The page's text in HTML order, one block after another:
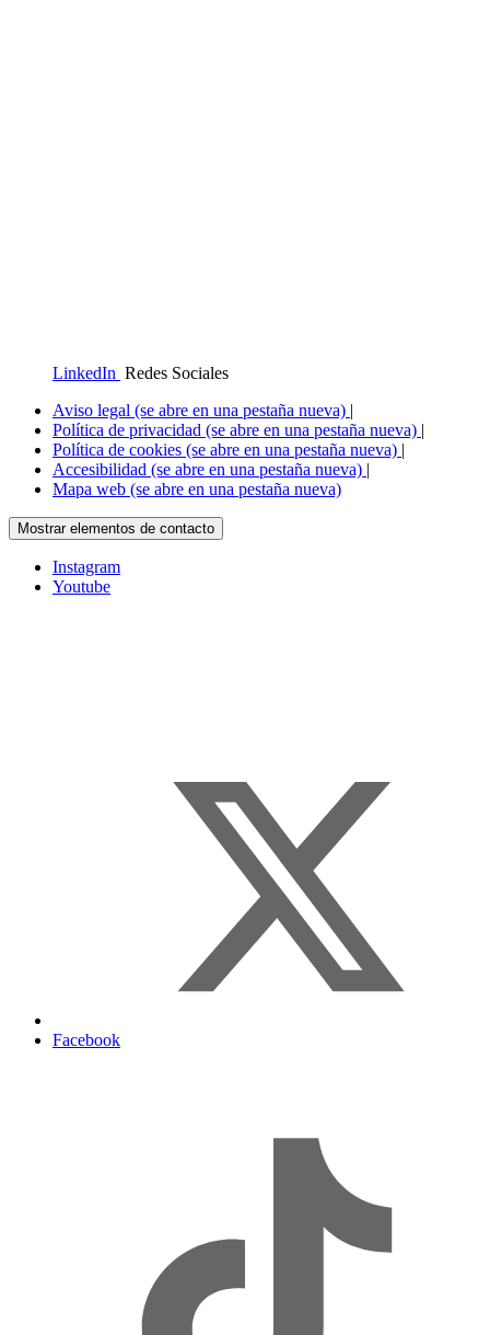
LinkedIn Redes Sociales
Aviso legal (se abre en una pestaña nueva) |
Política de privacidad (se abre en una pestaña nueva) |
Política de cookies (se abre en una pestaña nueva) |
Accesibilidad (se abre en una pestaña nueva) |
Mapa web (se abre en una pestaña nueva)
Mostrar elementos de contacto
Instagram
Youtube
Facebook